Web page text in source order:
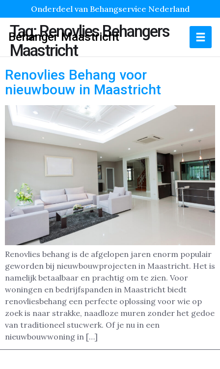
Onderdeel van Behangservice Nederland
Behanger Maastricht
Tag:Renovlies Behangers
Maastricht
Renovlies Behang voor
nieuwbouw in Maastricht
Renovlies behang is de afgelopen jaren enorm populair
geworden bij nieuwbouwprojecten in Maastricht. Het is
namelijk betaalbaar en prachtig om te zien. Voor
woningen en bedrijfspanden in Maastricht biedt
renovliesbehang een perfecte oplossing voor wie op
zoek is naar strakke, naadloze muren zonder het gedoe
van traditioneel stucwerk. Of je nu in een
nieuwbouwwoning in […]